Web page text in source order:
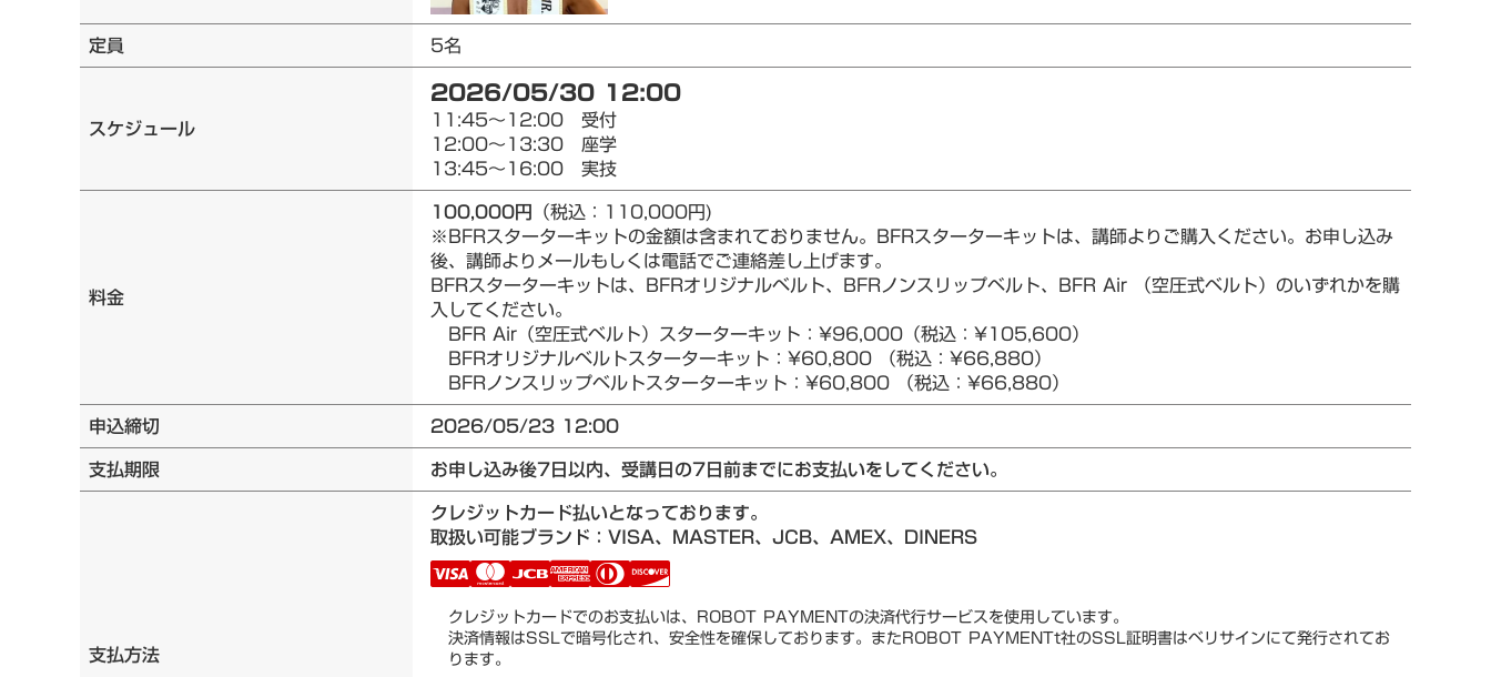
定員 5名
スケジュール
2026/05/30 12:00
11:45～12:00 受付
12:00～13:30 座学
13:45～16:00 実技
料金
100,000円 （税込：110,000円)
※BFRスターターキットの金額は含まれておりません。BFRスターターキットは、講師よりご購入ください。お申し込み
後、講師よりメールもしくは電話でご連絡差し上げます。
BFRスターターキットは、BFRオリジナルベルト、BFRノンスリップベルト、BFR Air （空圧式ベルト）のいずれかを購
入してください。
BFR Air（空圧式ベルト）スターターキット：¥96,000（税込：¥105,600）
BFRオリジナルベルトスターターキット：¥60,800 （税込：¥66,880）
BFRノンスリップベルトスターターキット：¥60,800 （税込：¥66,880）
申込締切
2026/05/23 12:00
支払期限
お申し込み後7日以内、受講日の7日前までにお支払いをしてください。
支払方法
クレジットカード払いとなっております。
取扱い可能ブランド：VISA、MASTER、JCB、AMEX、DINERS
クレジットカードでのお支払いは、ROBOT PAYMENTの決済代行サービスを使用しています。
決済情報はSSLで暗号化され、安全性を確保しております。またROBOT PAYMENTt社のSSL証明書はベリサインにて発行されてお
ります。